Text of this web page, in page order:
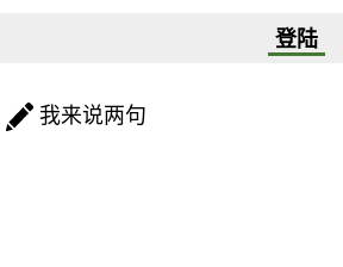
登陆
我来说两句